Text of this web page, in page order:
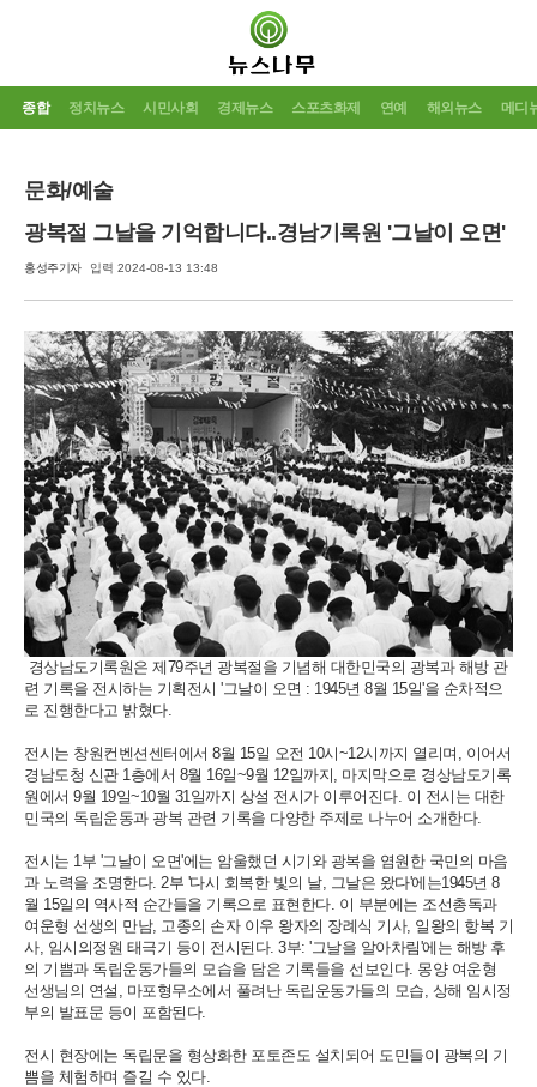
종합 정치뉴스 시민사회 경제뉴스 스포츠화제 연예 해외뉴스 메디
문화/예술
광복절 그날을 기억합니다..경남기록원 '그날이 오면'
홍성주기자 입력 2024-08-13 13:48
경상남도기록원은 제79주년 광복절을 기념해 대한민국의 광복과 해방 관
련 기록을 전시하는 기획전시 '그날이 오면 : 1945년 8월 15일'을 순차적으
로 진행한다고 밝혔다.
전시는 창원컨벤션센터에서 8월 15일 오전 10시~12시까지 열리며, 이어서
경남도청 신관 1층에서 8월 16일~9월 12일까지, 마지막으로 경상남도기록
원에서 9월 19일~10월 31일까지 상설 전시가 이루어진다. 이 전시는 대한
민국의 독립운동과 광복 관련 기록을 다양한 주제로 나누어 소개한다.
전시는 1부 '그날이 오면'에는 암울했던 시기와 광복을 염원한 국민의 마음
과 노력을 조명한다. 2부 '다시 회복한 빛의 날, 그날은 왔다'에는1945년 8
월 15일의 역사적 순간들을 기록으로 표현한다. 이 부분에는 조선총독과
여운형 선생의 만남, 고종의 손자 이우 왕자의 장례식 기사, 일왕의 항복 기
사, 임시의정원 태극기 등이 전시된다. 3부: '그날을 알아차림'에는 해방 후
의 기쁨과 독립운동가들의 모습을 담은 기록들을 선보인다. 몽양 여운형
선생님의 연설, 마포형무소에서 풀려난 독립운동가들의 모습, 상해 임시정
부의 발표문 등이 포함된다.
전시 현장에는 독립문을 형상화한 포토존도 설치되어 도민들이 광복의 기
쁨을 체험하며 즐길 수 있다.